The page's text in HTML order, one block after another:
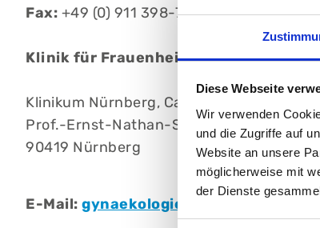
Diese Webseite
Wir verwenden
und die Zugriffe auf
Website an unsere
möglicherweise mit
der Dienste
Fax: +49 (0) 911 398-7648
Klinik für Frauenheilkunde,
Klinikum Nürnberg, Campus Nord
Prof.-Ernst-Nathan-Str. 1
90419 Nürnberg
E-Mail: gynaekologie@klinikum-